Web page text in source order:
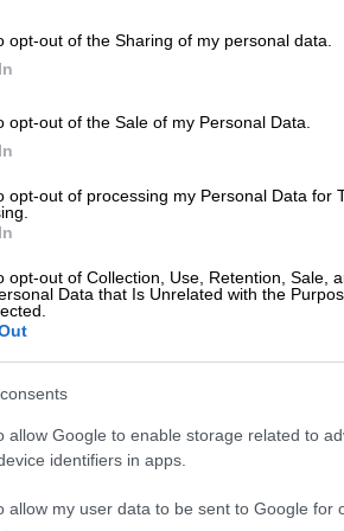
opt-out of the Sharing of my personal data.
opt-out of the Sale of my Personal Data.
opt-out of processing my Personal Data for
opt-out of Collection, Use, Retention, Sale,
Data that Is Unrelated with the
allow Google to enable storage related to
identifiers in apps.
allow my user data to be sent to Google for
Lifestyle|01.06.2024 21:15
περασμένο Νοέμβριο
κινηματογραφιστής
Σινεμά |26.12.2023 12:00
Εnnio: Ιστγουντ,
Ενιο Μορικόνε